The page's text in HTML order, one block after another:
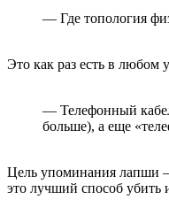
— Где топология
Это как раз есть в любом
— Телефонный
больше), а еще
Цель упоминания лапши
это лучший способ убить